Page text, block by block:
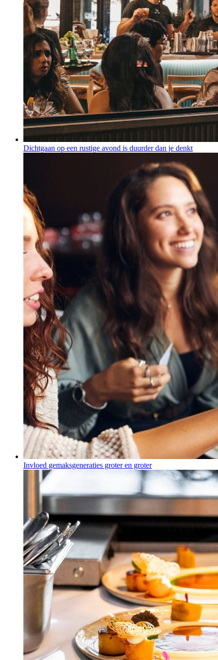
Dichtgaan op een rustige avond is duurder dan je denkt
Invloed gemaksgeneraties groter en groter